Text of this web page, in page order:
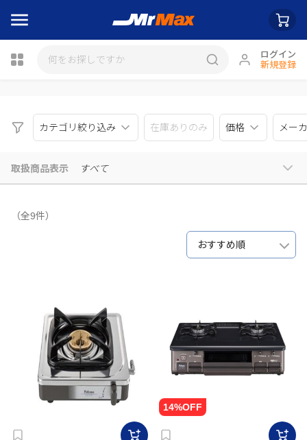
ログイン
新規登録
カテゴリ絞り込み 在庫ありのみ 価格 メー
取扱商品表示 すべて
（全9件）
おすすめ順